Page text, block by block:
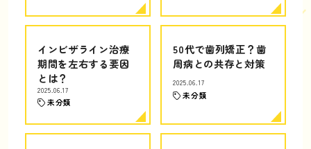
インビザライン治療
期間を左右する要因
とは？
2025.06.17
未分類
50代で歯列矯正？歯
周病との共存と対策
2025.06.17
未分類